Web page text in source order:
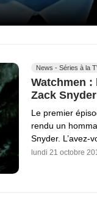
News - Séries à la
Watchmen :
Zack
Le premier
rendu un
Snyder. L’avez-
lundi 21 octobre